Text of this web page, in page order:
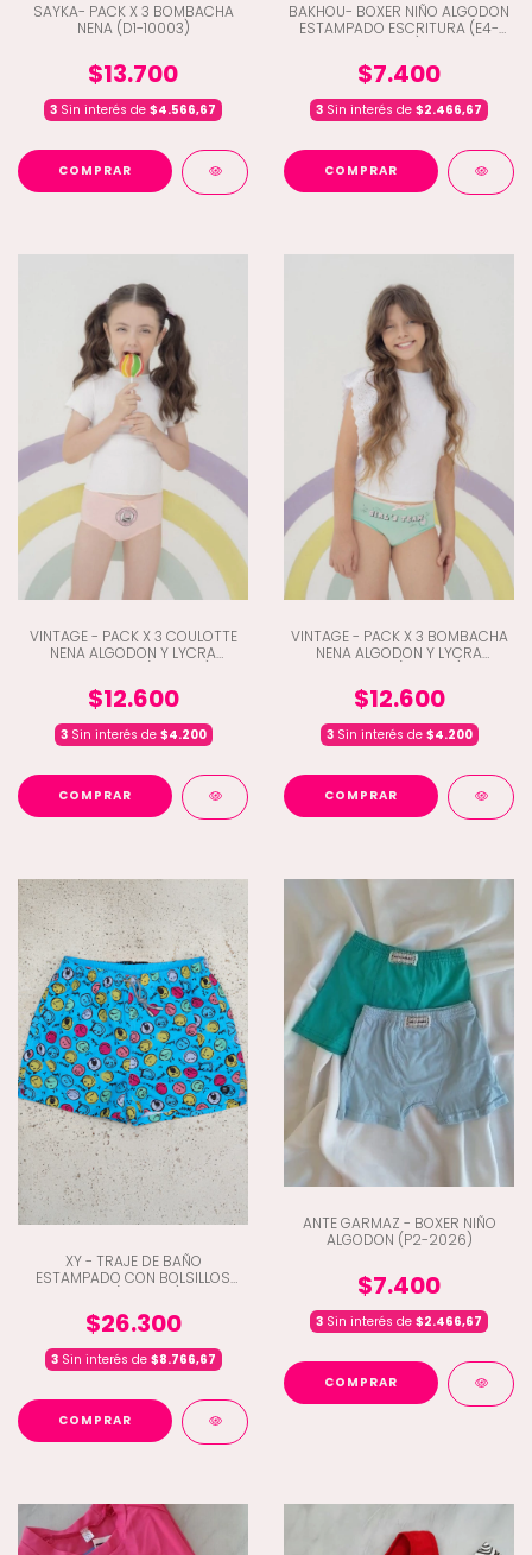
SAYKA- PACK X 3 BOMBACHA
NENA (D1-10003)
$13.700
3 Sin interés de $4.566,67
COMPRAR
BAKHOU- BOXER NIÑO ALGODON
ESTAMPADO ESCRITURA (E4-
$7.400
3 Sin interés de $2.466,67
COMPRAR
VINTAGE - PACK X 3 COULOTTE
NENA ALGODON Y LYCRA
$12.600
3Sin interés de $4.200
COMPRAR
VINTAGE - PACK X 3 BOMBACHA
NENA ALGODON Y LYCRA
$12.600
3Sin interés de $4.200
COMPRAR
XY - TRAJE DE BAÑO
ESTAMPADO CON BOLSILLOS
$26.300
3Sin interés de $8.766,67
COMPRAR
ANTE GARMAZ - BOXER NIÑO
ALGODON (P2-2026)
$7.400
3 Sin interés de $2.466,67
COMPRAR